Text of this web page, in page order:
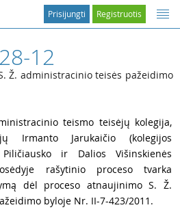
Registruotis
Prisijungti
12
Ž. administracinio teisės pažeidimo
teismo teisėjų kolegija,
Irmanto Jarukaičio (kolegijos
ir Dalios Višinskienės
rašytinio proceso tvarka
dėl proceso atnaujinimo S. Ž.
byloje Nr. II-7-423/2011.